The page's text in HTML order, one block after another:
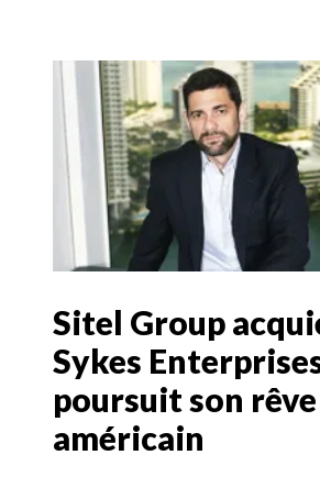
Sitel Group
Sykes
poursuit son rêve
américain